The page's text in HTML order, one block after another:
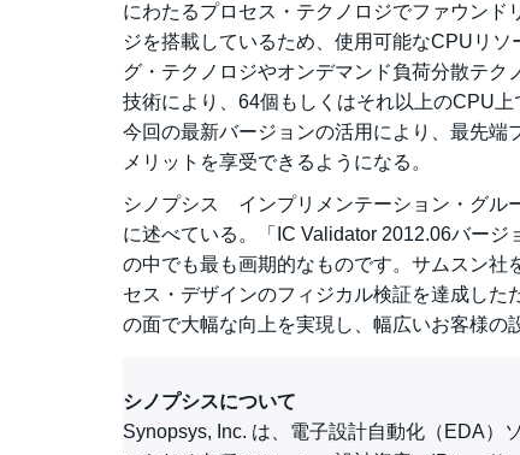
にわたるプロセス・テクノロジでファウンド
ジを搭載しているため、使用可能なCPUリ
グ・テクノロジやオンデマンド負荷分散テ
技術により、64個もしくはそれ以上のCPU
今回の最新バージョンの活用により、最先
メリットを享受できるようになる。
シノプシス インプリメンテーション・グル
に述べている。「IC Validator 2012.06バー
の中でも最も画期的なものです。サムスン社
セス・デザインのフィジカル検証を達成し
の面で大幅な向上を実現し、幅広いお客様の
シノプシスについて
Synopsys, Inc. は、電子設計自動化（EDA）